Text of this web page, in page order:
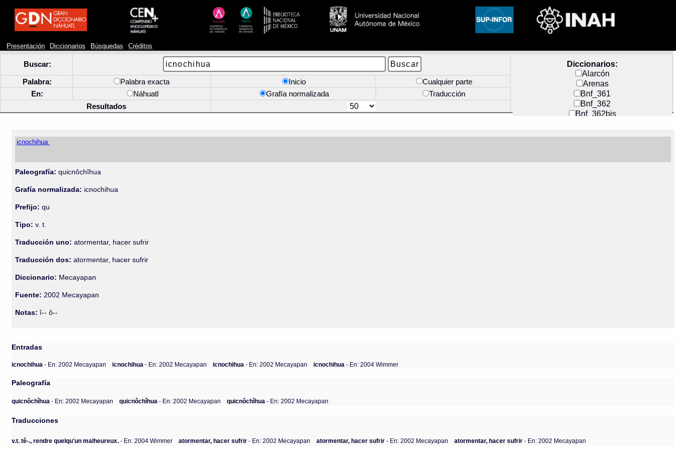
Presentación Diccionarios Búsquedas Créditos
Buscar:
Diccionarios:
Alarcón
Arenas
Bnf_361
Bnf_362
Bnf_362bis
Docs_México
Palabra: Palabra exacta Inicio
Cualquier parte
En:
Náhuatl Grafía normalizada
Traducción
Resultados
icnochihua
Paleografía: quicnôchîhua
Grafía normalizada: icnochihua
Prefijo: qu
Tipo: v. t.
Traducción uno: atormentar, hacer sufrir
Traducción dos: atormentar, hacer sufrir
Diccionario: Mecayapan
Fuente: 2002 Mecayapan
Notas: î-- ô--
Entradas
icnochihua- En: 2002 Mecayapan icnochihua- En: 2002 Mecayapan icnochihua- En: 2002 Mecayapan icnochihua- En: 2004 Wimmer
Paleografía
quicnôchîhua - En: 2002 Mecayapan quicnôchîhua - En: 2002 Mecayapan quicnôchîhua - En: 2002 Mecayapan
Traducciones
v.t. tê-., rendre quelqu'un malheureux. - En: 2004 Wimmer atormentar, hacer sufrir - En: 2002 Mecayapan atormentar, hacer sufrir - En: 2002 Mecayapan atormentar, hacer sufrir - En: 2002 Mecayapan